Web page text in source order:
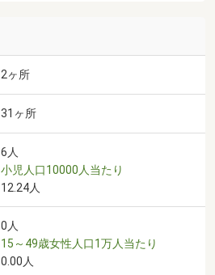
2ヶ所
31ヶ所
6人
小児人口10000人当たり
12.24人
0人
15～49歳女性人口1万人当たり
0.00人